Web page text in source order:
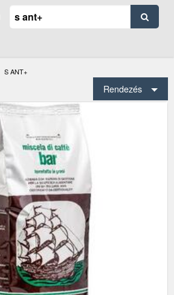
JELENLEGI:
S ANT+
Rendezés